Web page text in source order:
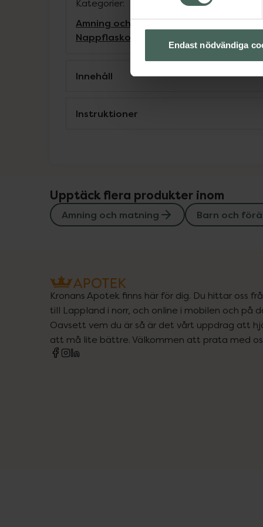
Endast nödvändiga
Kategorier:
Amning och matningBarn och föräldrar
Nappflaskor och dinappar
Innehåll
Instruktioner
Upptäck flera produkter inom
Amning och matning Barn och
Kronans Apotek finns här för dig. Du hittar oss
till Lappland i norr, och online i mobilen och på
Oavsett vem du är så är det vårt uppdrag att
att må lite bättre. Välkommen att prata med